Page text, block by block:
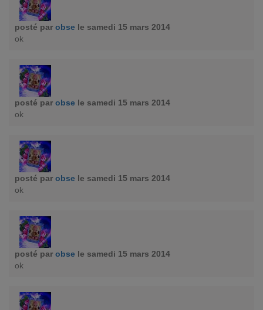
posté par obse le samedi 15 mars 2014
ok
posté par obse le samedi 15 mars 2014
ok
posté par obse le samedi 15 mars 2014
ok
posté par obse le samedi 15 mars 2014
ok